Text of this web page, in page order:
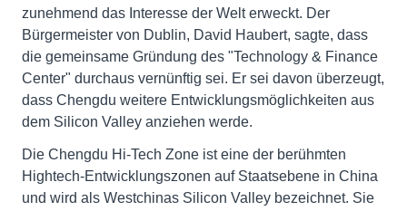
zunehmend das Interesse der Welt erweckt. Der
Bürgermeister von Dublin, David Haubert, sagte, dass
die gemeinsame Gründung des "Technology & Finance
Center" durchaus vernünftig sei. Er sei davon überzeugt,
dass Chengdu weitere Entwicklungsmöglichkeiten aus
dem Silicon Valley anziehen werde.
Die Chengdu Hi-Tech Zone ist eine der berühmten
Hightech-Entwicklungszonen auf Staatsebene in China
und wird als Westchinas Silicon Valley bezeichnet. Sie